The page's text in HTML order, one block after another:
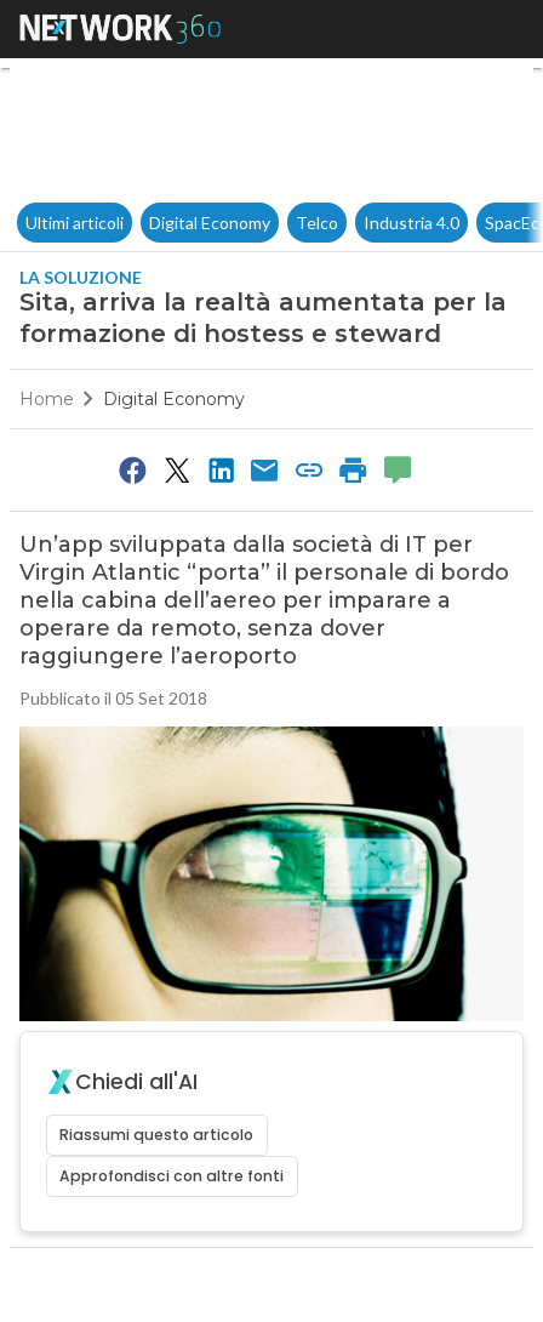
Sita, arriva la realtà
Ultimi articoli Digital Economy Telco Industria 4.0
LA SOLUZIONE
Sita, arriva la realtà aumentata per la
formazione di hostess e steward
Home Digital Economy
Un’app sviluppata dalla società di IT per
Virgin Atlantic “porta” il personale di bordo
nella cabina dell’aereo per imparare a
operare da remoto, senza dover
raggiungere l’aeroporto
Pubblicato il 05 Set 2018
Chiedi all'AI
Riassumi questo articolo
Approfondisci con altre fonti